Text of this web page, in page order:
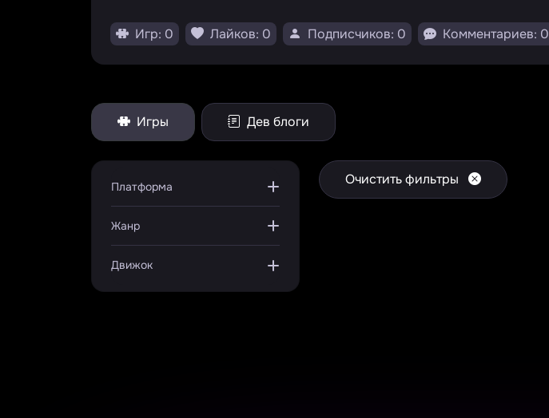
Игр: 0 Лайков: 0 Подписчиков: 0 Комментариев: 0
Игры Дев блоги
Платформа
Жанр
Движок
Очистить фильтры